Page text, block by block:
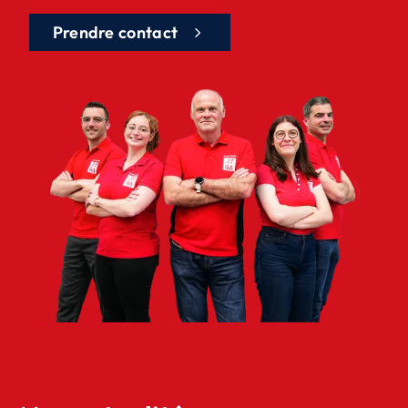
Prendre contact